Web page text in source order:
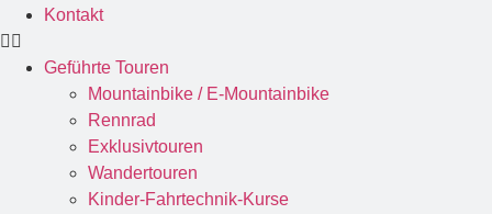
Kontakt
Geführte Touren
Mountainbike / E-Mountainbike
Rennrad
Exklusivtouren
Wandertouren
Kinder-Fahrtechnik-Kurse